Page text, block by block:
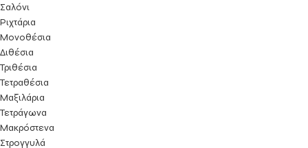
Σαλόνι
Ριχτάρια
Μονοθέσια
Διθέσια
Τριθέσια
Τετραθέσια
Μαξιλάρια
Τετράγωνα
Μακρόστενα
Στρογγυλά